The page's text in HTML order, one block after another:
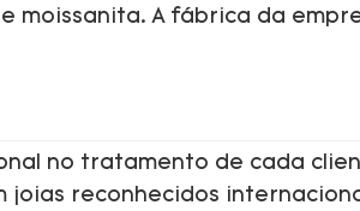
moissanita. A fábrica da
no tratamento de cada
joias reconhecidos